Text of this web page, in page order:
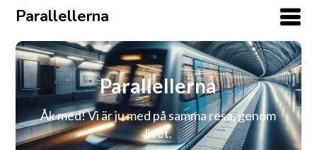
Parallellerna
Parallellerna
Åk med! Vi är ju med på samma resa, genom
livet.